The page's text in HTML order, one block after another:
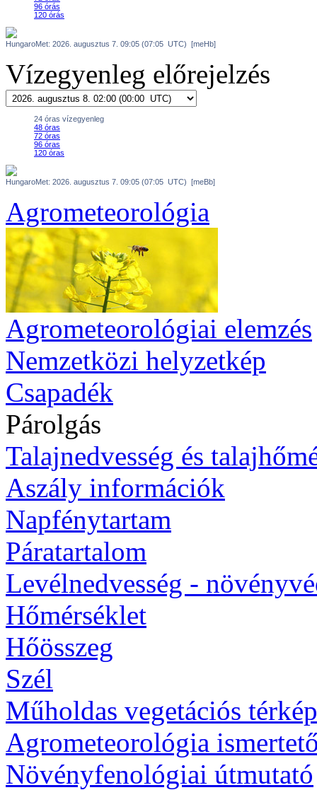
Vízegyenleg előrejelzés
Agrometeorológia
Agrometeorológiai elemzés
Nemzetközi helyzetkép
Csapadék
Párolgás
Talajnedvesség és
Aszály információk
Napfénytartam
Páratartalom
Levélnedvesség -
Hőmérséklet
Hőösszeg
Szél
Műholdas vegetációs
Agrometeorológia
Növényfenológiai útmutató